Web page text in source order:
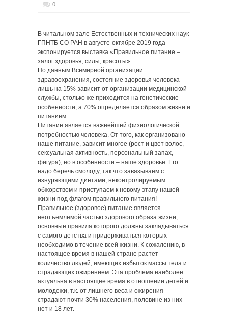
0
В читальном зале Естественных и технических наук
ГПНТБ СО РАН в августе-октябре 2019 года
экспонируется выставка «Правильное питание –
залог здоровья, силы, красоты».
По данным Всемирной организации
здравоохранения, состояние здоровья человека
лишь на 15% зависит от организации медицинской
службы, столько же приходится на генетические
особенности, а 70% определяется образом жизни и
питанием.
Питание является важнейшей физиологической
потребностью человека. От того, как организовано
наше питание, зависит многое (рост и цвет волос,
сексуальная активность, персональный запах,
фигура), но в особенности – наше здоровье. Его
надо беречь смолоду, так что завязываем с
изнуряющими диетами, неконтролируемым
обжорством и приступаем к новому этапу нашей
жизни под флагом правильного питания!
Правильное (здоровое) питание является
неотъемлемой частью здорового образа жизни,
основные правила которого должны закладываться
с самого детства и придерживаться которых
необходимо в течение всей жизни. К сожалению, в
настоящее время в нашей стране растет
количество людей, имеющих избыток массы тела и
страдающих ожирением. Эта проблема наиболее
актуальна в настоящее время в отношении детей и
молодежи, т.к. от лишнего веса и ожирения
страдают почти 30% населения, половине из них
нет и 18 лет.